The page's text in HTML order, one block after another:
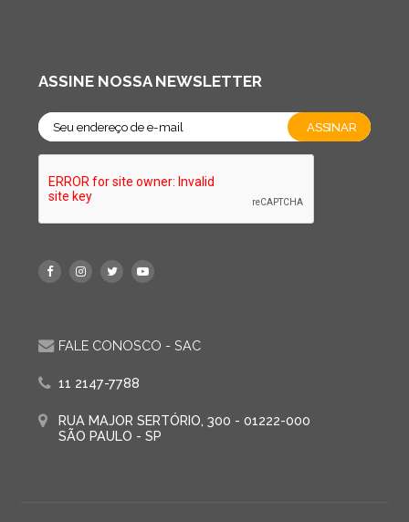
ASSINE NOSSA NEWSLETTER
FALE CONOSCO - SAC
11 2147-7788
RUA MAJOR SERTÓRIO, 300 - 01222-000
SÃO PAULO - SP